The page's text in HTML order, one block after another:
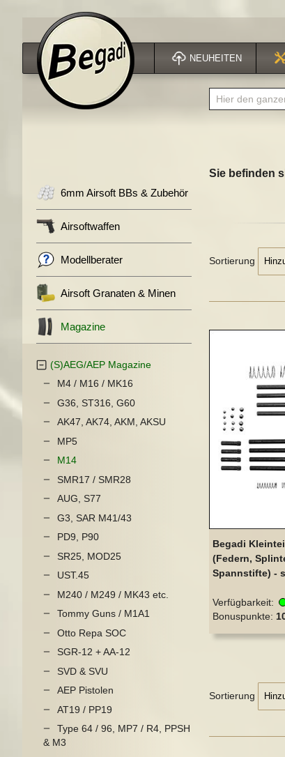
NEUHEITEN
Sie befinden
Sortierung
Begadi
(Federn,
Spannstifte) -
Verfügbarkeit:
Bonuspunkte:
Sortierung
6mm Airsoft BBs & Zubehör
Airsoftwaffen
Modellberater
Airsoft Granaten & Minen
Magazine
(S)AEG/AEP Magazine
M4 / M16 / MK16
G36, ST316, G60
AK47, AK74, AKM, AKSU
MP5
M14
SMR17 / SMR28
AUG, S77
G3, SAR M41/43
PD9, P90
SR25, MOD25
UST.45
M240 / M249 / MK43 etc.
Tommy Guns / M1A1
Otto Repa SOC
SGR-12 + AA-12
SVD & SVU
AEP Pistolen
AT19 / PP19
Type 64 / 96, MP7 / R4, PPSH
& M3